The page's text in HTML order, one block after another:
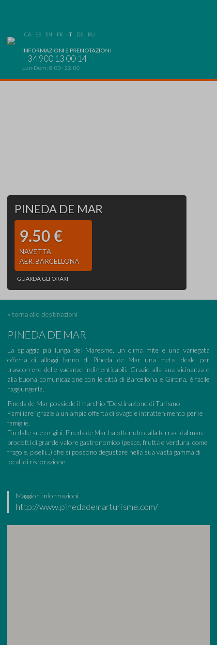
CA ES EN FR IT DE RU
INFORMAZIONI E PRENOTAZIONI
+34 900 13 00 14
Lun-Dom: 8.00 - 22.00
PINEDA DE MAR
9.50 €
NAVETTA
AER. BARCELLONA
GUARDA GLI ORARI
« torna alle destinazioni
PINEDA DE MAR
La spiaggia più lunga del Maresme, un clima mite e una variegata
offerta di alloggi fanno di Pineda de Mar una meta ideale per
trascorrere delle vacanze indimenticabili. Grazie alla sua vicinanza e
alla buona comunicazione con le città di Barcellona e Girona, è facile
raggiungerla.
Pineda de Mar possiede il marchio "Destinazione di Turismo
Familiare" grazie a un'ampia offerta di svago e intrattenimento per le
famiglie.
Fin dalle sue origini, Pineda de Mar ha ottenuto dalla terra e dal mare
prodotti di grande valore gastronomico (pesce, frutta e verdura, come
fragole, piselli...) che si possono degustare nella sua vasta gamma di
locali di ristorazione.
Maggiori informazioni
http://www.pinedademarturisme.com/